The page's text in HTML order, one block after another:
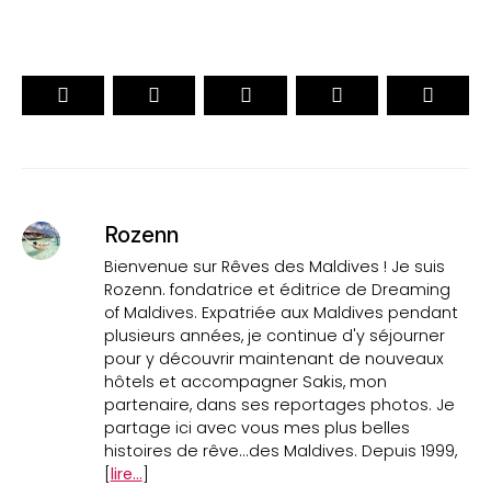
Rozenn
Bienvenue sur Rêves des Maldives ! Je suis
Rozenn. fondatrice et éditrice de Dreaming
of Maldives. Expatriée aux Maldives pendant
plusieurs années, je continue d'y séjourner
pour y découvrir maintenant de nouveaux
hôtels et accompagner Sakis, mon
partenaire, dans ses reportages photos. Je
partage ici avec vous mes plus belles
histoires de rêve...des Maldives. Depuis 1999,
[lire...]